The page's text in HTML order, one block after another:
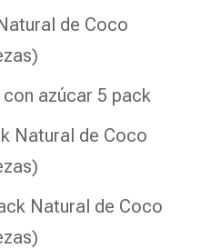
de Coco
azúcar 5 pack
Natural de Coco
Natural de Coco